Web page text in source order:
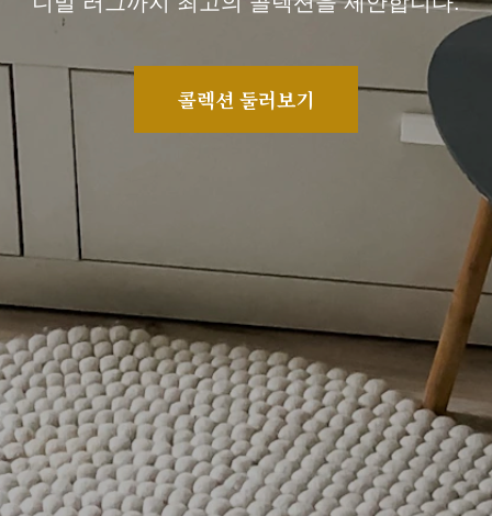
콜렉션 둘러보기